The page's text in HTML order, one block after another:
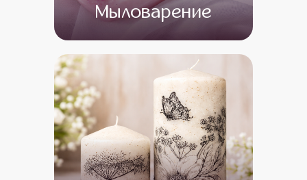
Мыловарение
от 13 500 от 11 500